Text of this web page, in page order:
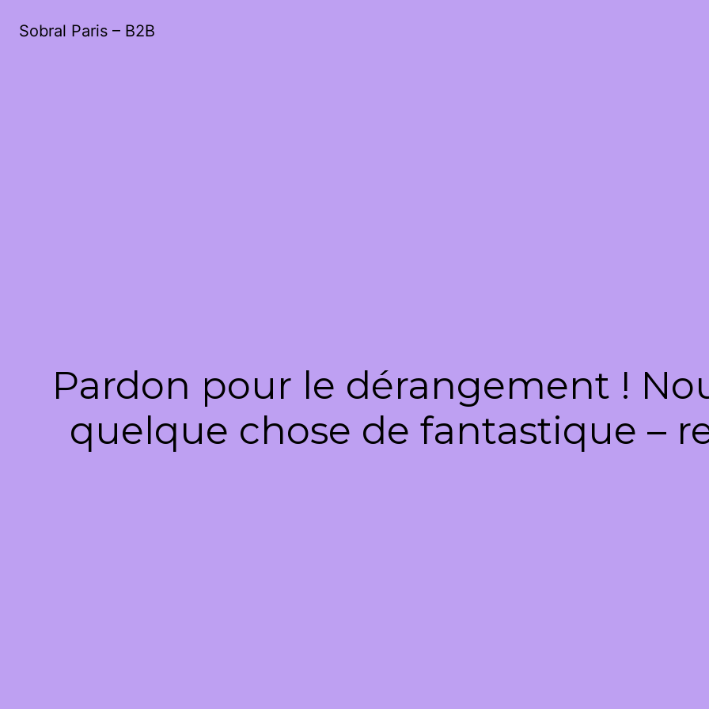
Sobral Paris – B2B
Pardon pour le dérangement !
quelque chose de fantastique –